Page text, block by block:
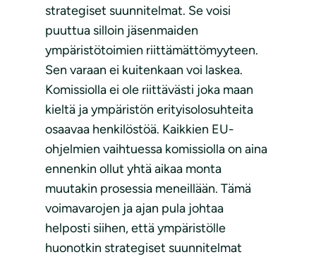
strategiset suunnitelmat. Se voisi
puuttua silloin jäsenmaiden
ympäristötoimien riittämättömyyteen.
Sen varaan ei kuitenkaan voi laskea.
Komissiolla ei ole riittävästi joka maan
kieltä ja ympäristön erityisolosuhteita
osaavaa henkilöstöä. Kaikkien EU-
ohjelmien vaihtuessa komissiolla on aina
ennenkin ollut yhtä aikaa monta
muutakin prosessia meneillään. Tämä
voimavarojen ja ajan pula johtaa
helposti siihen, että ympäristölle
huonotkin strategiset suunnitelmat